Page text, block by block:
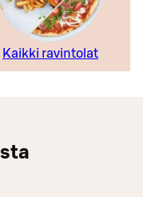
Kaikki ravintolat